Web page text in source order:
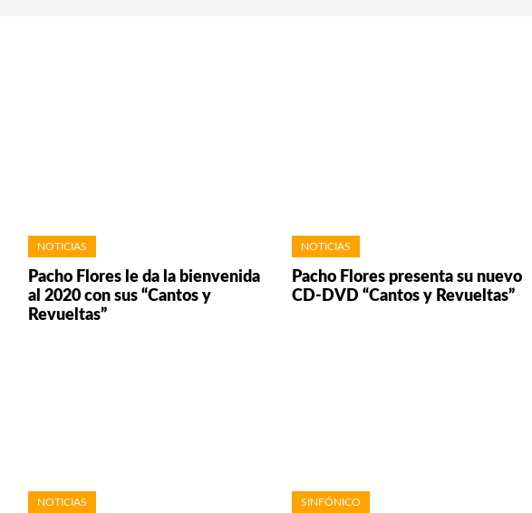
NOTICIAS
Pacho Flores le da la bienvenida
al 2020 con sus “Cantos y
Revueltas”
NOTICIAS
Pacho Flores presenta su nuevo
CD-DVD “Cantos y Revueltas”
NOTICIAS SINFÓNICO